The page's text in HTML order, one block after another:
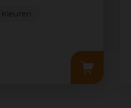
Kleuren